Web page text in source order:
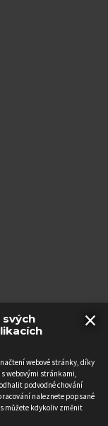
×
svých
webové stránky, díky
webovými stránkami,
podvodné chování
naleznete popsané
můžete kdykoliv změnit